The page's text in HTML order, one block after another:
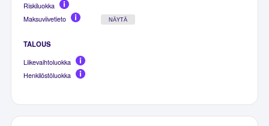
Riskiluokka
Maksuviivetieto
NÄYTÄ
TALOUS
Liikevaihtoluokka
Henkilöstöluokka